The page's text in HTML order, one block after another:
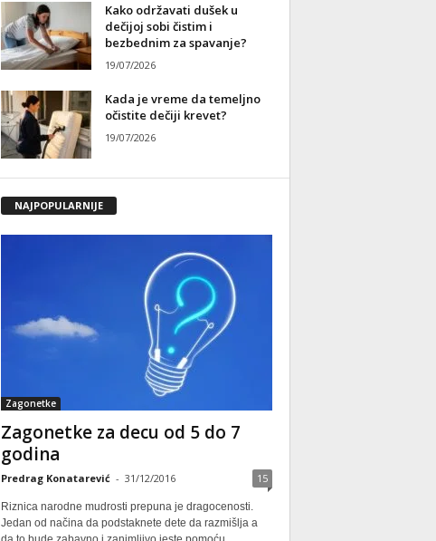
Kako održavati dušek u
dečijoj sobi čistim i
bezbednim za spavanje?
19/07/2026
Kada je vreme da temeljno
očistite dečiji krevet?
19/07/2026
NAJPOPULARNIJE
Zagonetke
Zagonetke za decu od 5 do 7
godina
Predrag Konatarević - 31/12/2016 15
Riznica narodne mudrosti prepuna je dragocenosti.
Jedan od načina da podstaknete dete da razmišlja a